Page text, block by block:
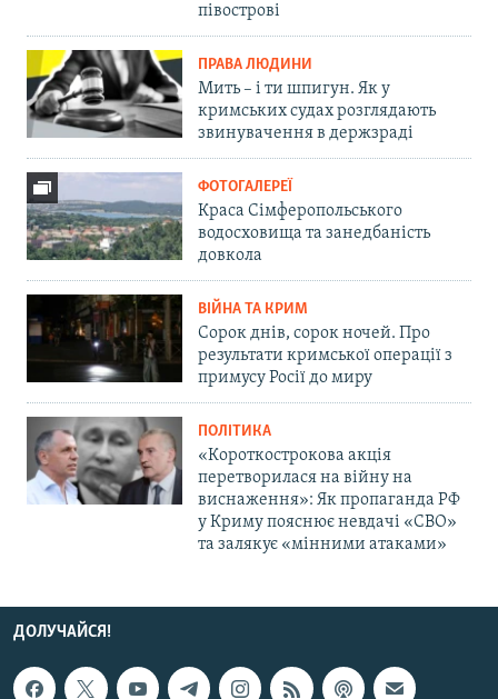
півострові
ПРАВА ЛЮДИНИ
Мить – і ти шпигун. Як у
кримських судах розглядають
звинувачення в держзраді
ФОТОГАЛЕРЕЇ
Краса Сімферопольського
водосховища та занедбаність
довкола
ВІЙНА ТА КРИМ
Сорок днів, сорок ночей. Про
результати кримської операції з
примусу Росії до миру
ПОЛІТИКА
«Короткострокова акція
перетворилася на війну на
виснаження»: Як пропаганда РФ
у Криму пояснює невдачі «СВО»
та залякує «мінними атаками»
ДОЛУЧАЙСЯ!